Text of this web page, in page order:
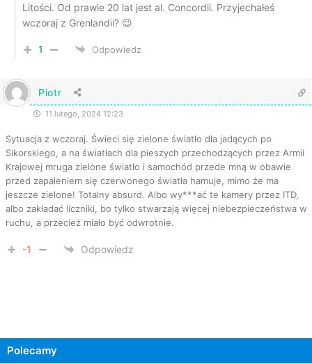
Litości. Od prawie 20 lat jest al. Concordii. Przyjechałeś
wczoraj z Grenlandii? 😉
1 Odpowiedz
Piotr
11 lutego, 2024 12:23
Sytuacja z wczoraj. Świeci się zielone światło dla jadących po
Sikorskiego, a na światłach dla pieszych przechodzących przez Armii
Krajowej mruga zielone światło i samochód przede mną w obawie
przed zapaleniem się czerwonego światła hamuje, mimo że ma
jeszcze zielone! Totalny absurd. Albo wy***ać te kamery przez ITD,
albo zakładać liczniki, bo tylko stwarzają więcej niebezpieczeństwa w
ruchu, a przecież miało być odwrotnie.
-1 Odpowiedz
Polecamy